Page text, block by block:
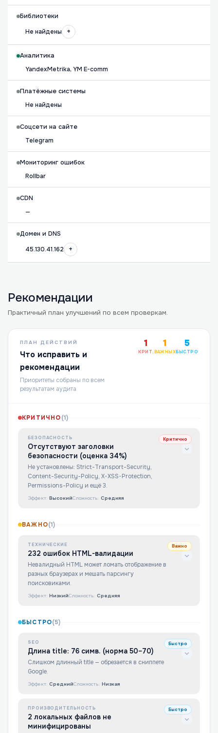
Библиотеки
Не найдены
+
Аналитика
YandexMetrika, YM E-comm
Платёжные системы
Не найдены
Соцсети на сайте
Telegram
Мониторинг ошибок
Rollbar
CDN
—
Домен и DNS
45.130.41.162
+
Рекомендации
Практичный план улучшений по всем проверкам.
ПЛАН ДЕЙСТВИЙ
Что исправить и
рекомендации
Приоритеты собраны по всем
результатам аудита
1
КРИТ.
1
ВАЖНЫХ
5
БЫСТРО
КРИТИЧНО(1)
БЕЗОПАСНОСТЬ
Отсутствуют заголовки
безопасности (оценка 34%)
Не установлены: Strict-Transport-Security,
Content-Security-Policy, X-XSS-Protection,
Permissions-Policy и ещё 3.
Критично
Эффект: ВысокийСложность: Средняя
ВАЖНО(1)
ТЕХНИЧЕСКИЕ
232 ошибок HTML-валидации
Невалидный HTML может ломать отображение в
разных браузерах и мешать парсингу
поисковиками.
Важно
Эффект: НизкийСложность: Средняя
БЫСТРО(5)
SEO
Длина title: 76 симв. (норма 50–70)
Слишком длинный title — обрезается в сниппете
Google.
Быстро
Эффект: СреднийСложность: Низкая
ПРОИЗВОДИТЕЛЬНОСТЬ
2 локальных файлов не
минифицированы
Быстро